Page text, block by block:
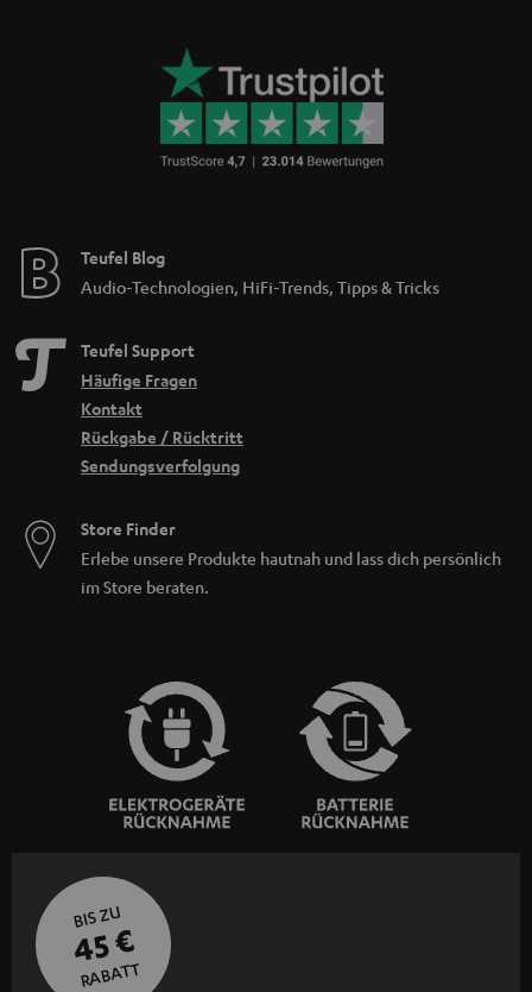
Teufel Blog
Audio-Technologien, HiFi-Trends, Tipps & Tricks
Teufel Support
Häufige Fragen
Kontakt
Rückgabe / Rücktritt
Sendungsverfolgung
Store Finder
Erlebe unsere Produkte hautnah und lass dich persönlich
im Store beraten.
BIS ZU
45 €
RABATT